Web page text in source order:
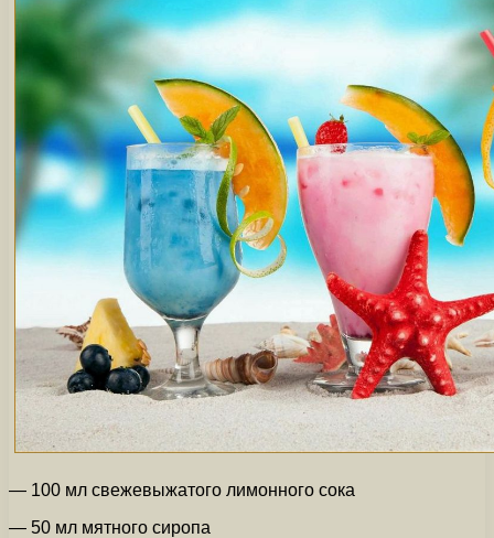
— 100 мл свежевыжатого лимонного сока
— 50 мл мятного сиропа